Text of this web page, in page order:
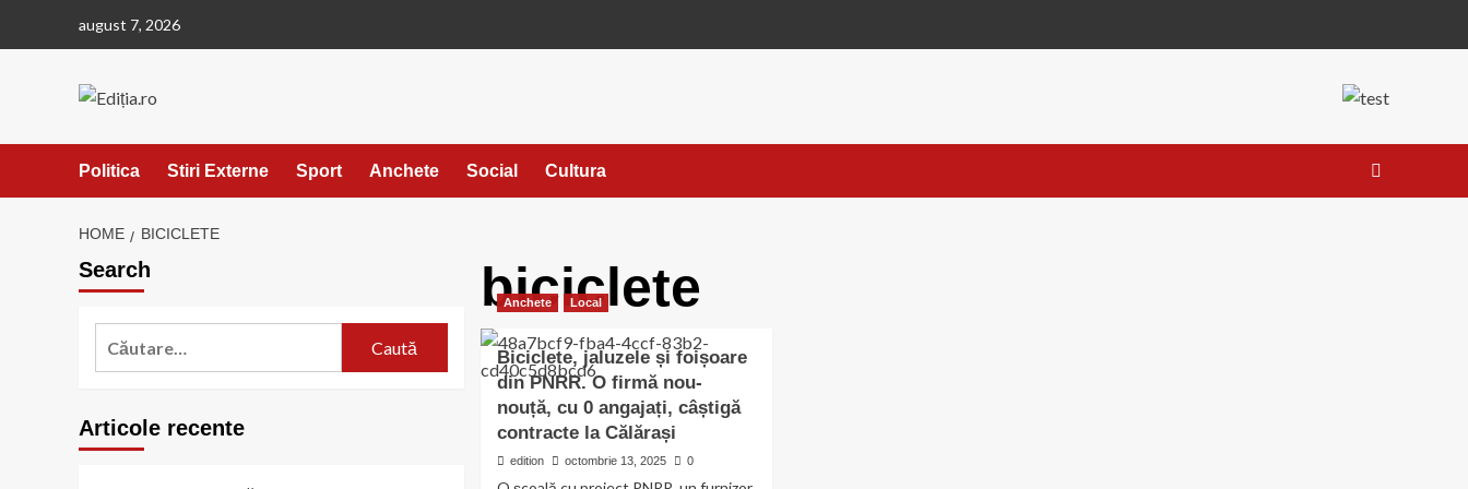
august 7, 2026
Politica Stiri Externe Sport Anchete Social Cultura
HOME BICICLETE
biciclete
Anchete Local
Biciclete, jaluzele și foișoare
din PNRR. O firmă nou-
nouță, cu 0 angajați, câștigă
contracte la Călărași
edition octombrie 13, 2025 0
Search
Caută
Articole recente